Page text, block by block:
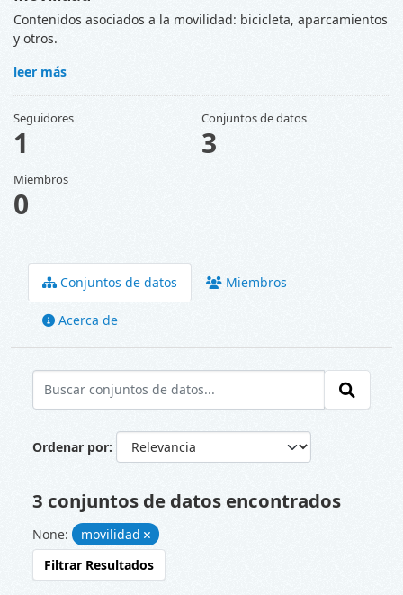
Conjuntos de datos Miembros
Acerca de
Ordenar por
3 conjuntos de datos encontrados
None:
movilidad
Filtrar Resultados
Contenidos asociados a la movilidad: bicicleta, aparcamientos
y otros.
leer más
Seguidores
1
Conjuntos de datos
3
Miembros
0